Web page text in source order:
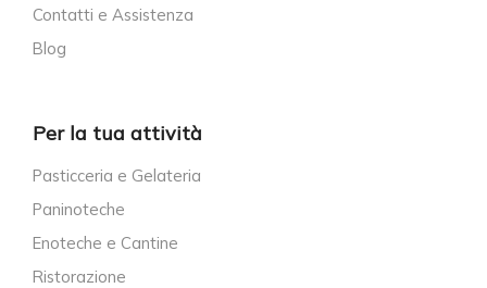
Contatti e Assistenza
Blog
Per la tua attività
Pasticceria e Gelateria
Paninoteche
Enoteche e Cantine
Ristorazione